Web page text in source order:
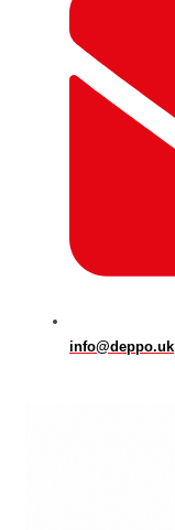
info@deppo.uk